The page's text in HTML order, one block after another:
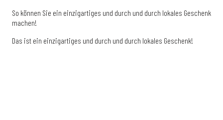
So können Sie ein einzigartiges und durch und durch lokales Geschenk
machen!
Das ist ein einzigartiges und durch und durch lokales Geschenk!